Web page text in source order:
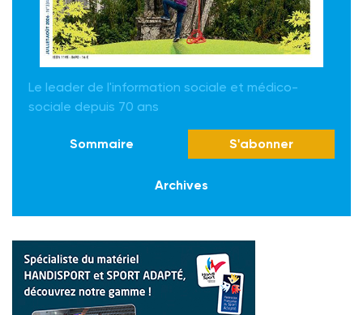
Le leader de l'information sociale et médico-
sociale depuis 70 ans
Sommaire S'abonner
Archives